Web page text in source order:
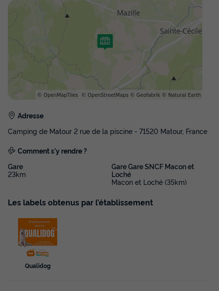
Adresse
Camping de Matour 2 rue de la piscine - 71520 Matour, France
Comment s'y rendre ?
Gare
23km
Gare Gare SNCF Macon et
Loché
Macon et Loché (35km)
Les labels obtenus par l’établissement
Qualidog